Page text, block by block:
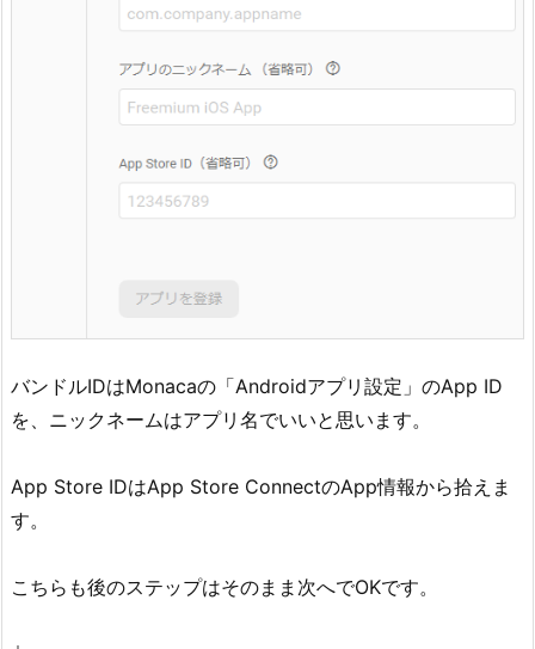
バンドルIDはMonacaの「Androidアプリ設定」のApp ID
を、ニックネームはアプリ名でいいと思います。
App Store IDはApp Store ConnectのApp情報から拾えま
す。
こちらも後のステップはそのまま次へでOKです。